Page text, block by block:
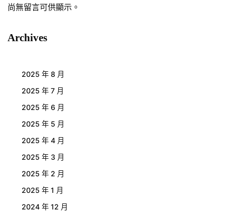
尚無留言可供顯示。
Archives
2025 年 8 月
2025 年 7 月
2025 年 6 月
2025 年 5 月
2025 年 4 月
2025 年 3 月
2025 年 2 月
2025 年 1 月
2024 年 12 月